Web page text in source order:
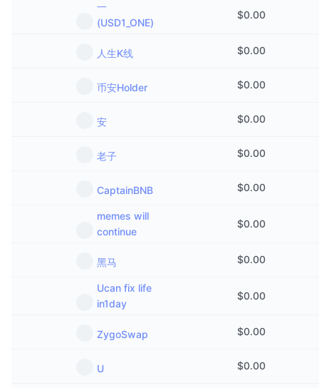
一
(USD1_ONE)
$0.00
人生K线 $0.00
币安Holder $0.00
安 $0.00
老子 $0.00
CaptainBNB $0.00
memes will
continue
$0.00
黑马 $0.00
Ucan fix life
in1day
$0.00
ZygoSwap $0.00
U $0.00